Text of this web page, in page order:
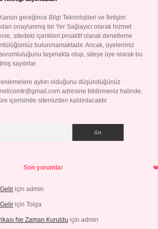
gereğince Bilgi Teknolojileri ve İletişim
onaylanmış bir Yer Sağlayıcı olarak hizmet
sitedeki içerikleri proaktif olarak denetleme
bulunmamaktadır. Ancak, üyelerimiz
taşımakta olup, siteye üye olarak bu
sayılırlar.
aykırı olduğunu düşündüğünüz
adresine bildirmeniz halinde,
içerisinde sitemizden kaldırılacaktır.
Son yorumlar
için admin
için Tolga
Ne Zaman Kuruldu için admin